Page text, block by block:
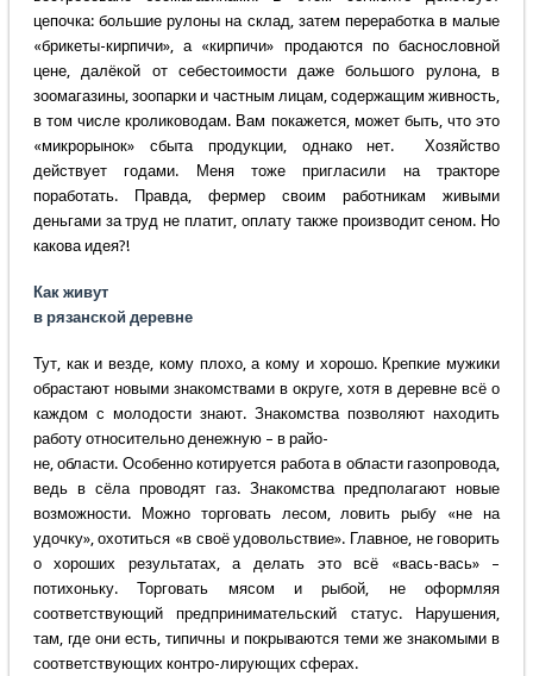
цепочка: большие рулоны на склад, затем переработка в малые
«брикеты-кирпичи», а «кирпичи» продаются по баснословной
цене, далёкой от себестоимости даже большого рулона, в
зоомагазины, зоопарки и частным лицам, содержащим живность,
в том числе кролиководам. Вам покажется, может быть, что это
«микрорынок» сбыта продукции, однако нет. Хозяйство
действует годами. Меня тоже пригласили на тракторе
поработать. Правда, фермер своим работникам живыми
деньгами за труд не платит, оплату также производит сеном. Но
какова идея?!
Как живут
в рязанской деревне
Тут, как и везде, кому плохо, а кому и хорошо. Крепкие мужики
обрастают новыми знакомствами в округе, хотя в деревне всё о
каждом с молодости знают. Знакомства позволяют находить
работу относительно денежную – в райо-
не, области. Особенно котируется работа в области газопровода,
ведь в сёла проводят газ. Знакомства предполагают новые
возможности. Можно торговать лесом, ловить рыбу «не на
удочку», охотиться «в своё удовольствие». Главное, не говорить
о хороших результатах, а делать это всё «вась-вась» –
потихоньку. Торговать мясом и рыбой, не оформляя
соответствующий предпринимательский статус. Нарушения,
там, где они есть, типичны и покрываются теми же знакомыми в
соответствующих контро-лирующих сферах.